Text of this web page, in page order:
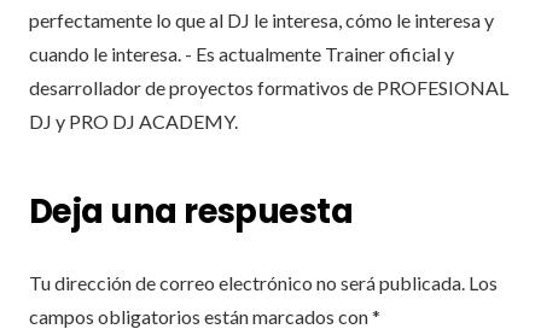
perfectamente lo que al DJ le interesa, cómo le interesa y
cuando le interesa. - Es actualmente Trainer oficial y
desarrollador de proyectos formativos de PROFESIONAL
DJ y PRO DJ ACADEMY.
Deja una respuesta
Tu dirección de correo electrónico no será publicada. Los
campos obligatorios están marcados con*